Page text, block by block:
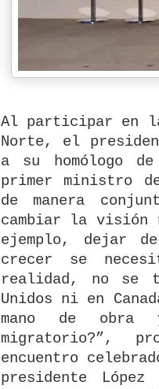
Al participar en la
Norte, el
a su homólogo
primer ministro
de manera
cambiar la visión
ejemplo, dejar
crecer se
realidad, no se
Unidos ni en
mano de obra
migratorio?”,
encuentro
presidente